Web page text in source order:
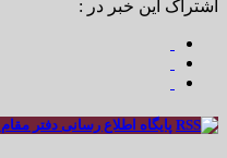
اشتراک این خبر در :
پایگاه اطلاع رسانی دفتر